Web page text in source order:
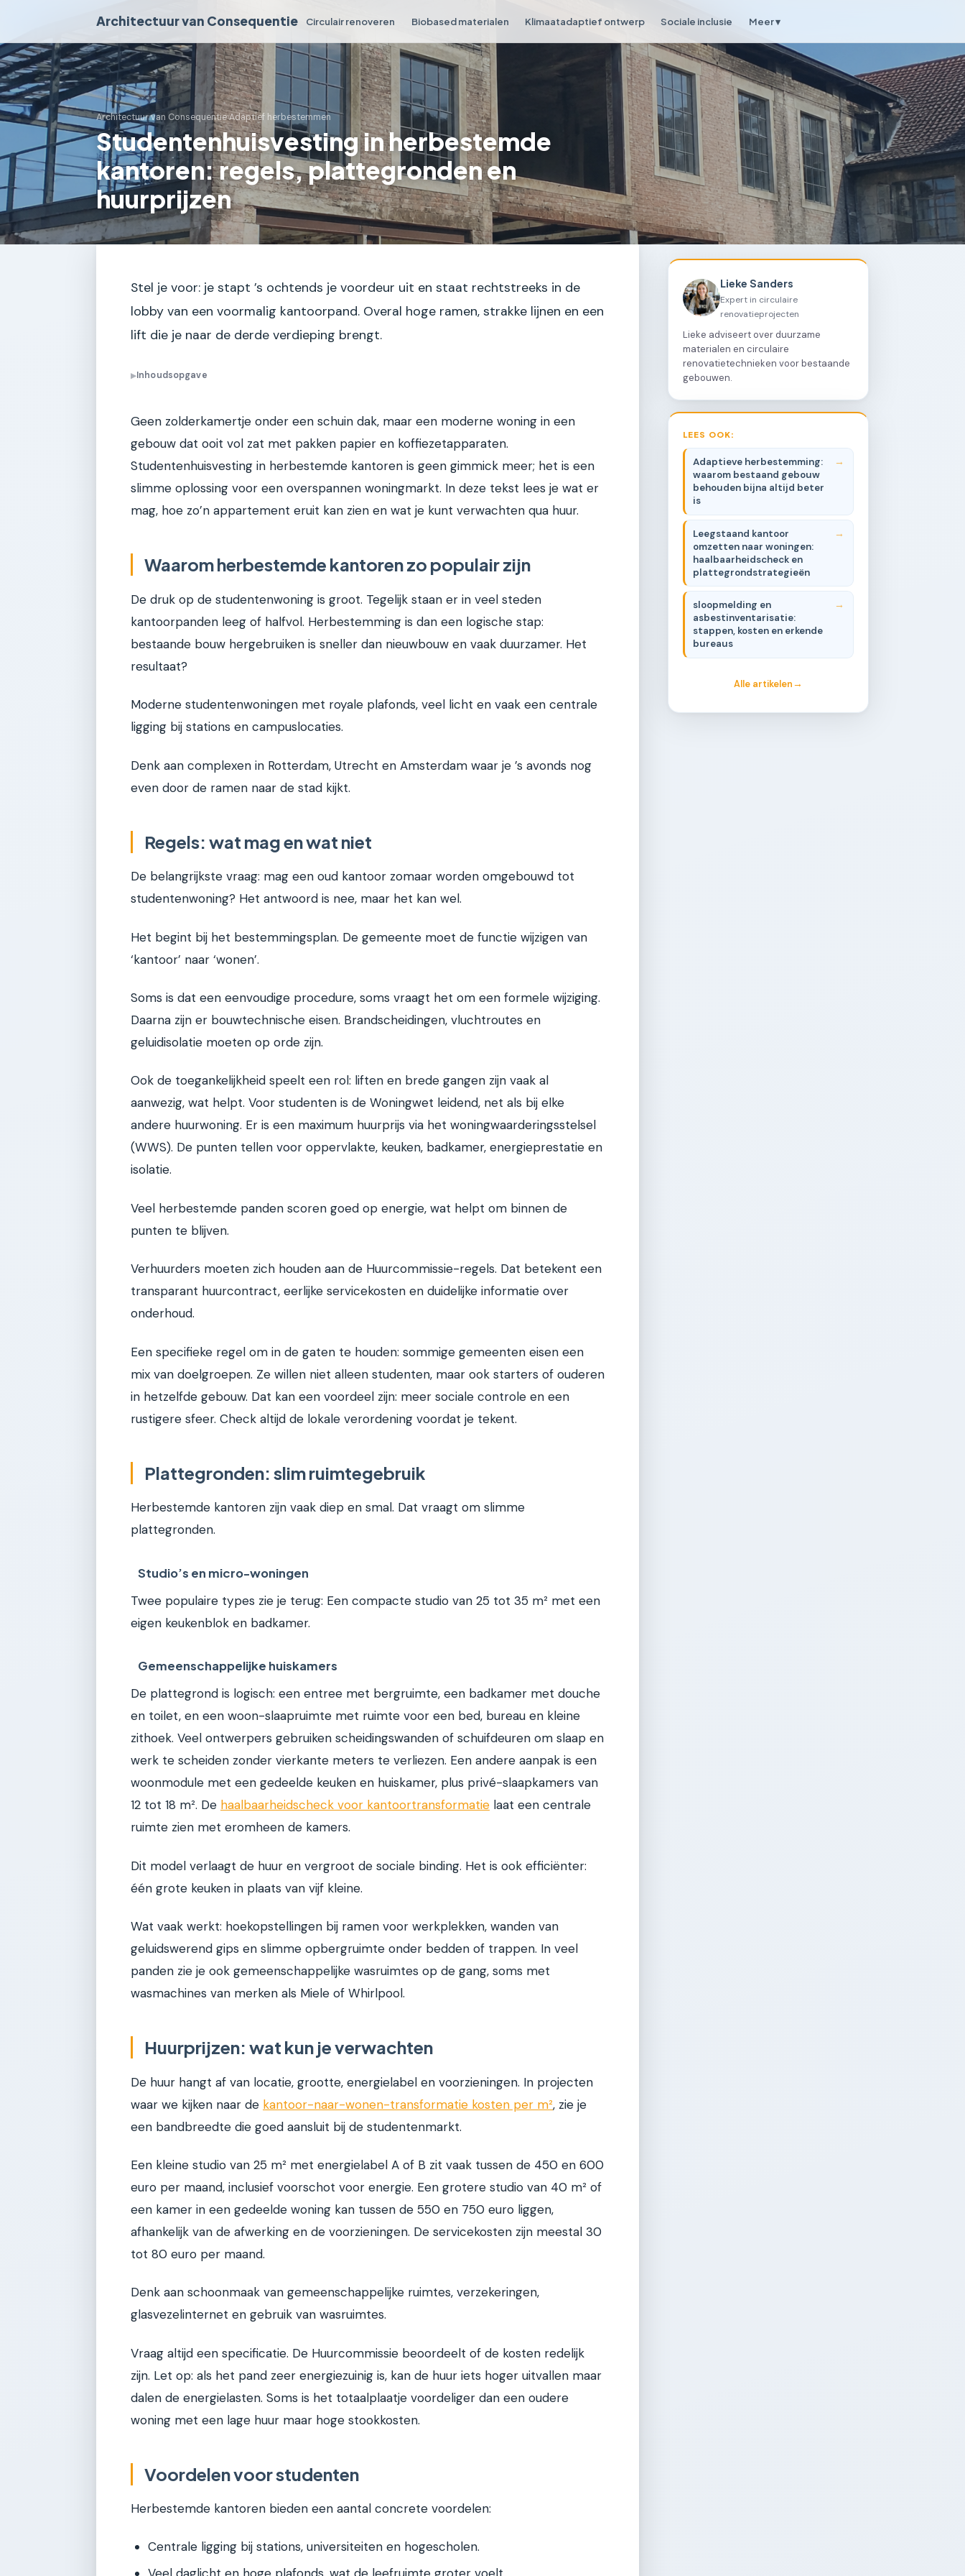
Architectuur van Consequentie Circulair renoveren Biobased materialen Klimaatadaptief ontwerp Sociale inclusie Meer ▾
Architectuur van Consequentie›Adaptief herbestemmen
Studentenhuisvesting in herbestemde
kantoren: regels, plattegronden en
huurprijzen
Stel je voor: je stapt ’s ochtends je voordeur uit en staat rechtstreeks in de
lobby van een voormalig kantoorpand. Overal hoge ramen, strakke lijnen en een
lift die je naar de derde verdieping brengt.
▶Inhoudsopgave
Geen zolderkamertje onder een schuin dak, maar een moderne woning in een
gebouw dat ooit vol zat met pakken papier en koffiezetapparaten.
Studentenhuisvesting in herbestemde kantoren is geen gimmick meer; het is een
slimme oplossing voor een overspannen woningmarkt. In deze tekst lees je wat er
mag, hoe zo’n appartement eruit kan zien en wat je kunt verwachten qua huur.
Waarom herbestemde kantoren zo populair zijn
De druk op de studentenwoning is groot. Tegelijk staan er in veel steden
kantoorpanden leeg of halfvol. Herbestemming is dan een logische stap:
bestaande bouw hergebruiken is sneller dan nieuwbouw en vaak duurzamer. Het
resultaat?
Moderne studentenwoningen met royale plafonds, veel licht en vaak een centrale
ligging bij stations en campuslocaties.
Denk aan complexen in Rotterdam, Utrecht en Amsterdam waar je ’s avonds nog
even door de ramen naar de stad kijkt.
Regels: wat mag en wat niet
De belangrijkste vraag: mag een oud kantoor zomaar worden omgebouwd tot
studentenwoning? Het antwoord is nee, maar het kan wel.
Het begint bij het bestemmingsplan. De gemeente moet de functie wijzigen van
‘kantoor’ naar ‘wonen’.
Soms is dat een eenvoudige procedure, soms vraagt het om een formele wijziging.
Daarna zijn er bouwtechnische eisen. Brandscheidingen, vluchtroutes en
geluidisolatie moeten op orde zijn.
Ook de toegankelijkheid speelt een rol: liften en brede gangen zijn vaak al
aanwezig, wat helpt. Voor studenten is de Woningwet leidend, net als bij elke
andere huurwoning. Er is een maximum huurprijs via het woningwaarderingsstelsel
(WWS). De punten tellen voor oppervlakte, keuken, badkamer, energieprestatie en
isolatie.
Veel herbestemde panden scoren goed op energie, wat helpt om binnen de
punten te blijven.
Verhuurders moeten zich houden aan de Huurcommissie-regels. Dat betekent een
transparant huurcontract, eerlijke servicekosten en duidelijke informatie over
onderhoud.
Een specifieke regel om in de gaten te houden: sommige gemeenten eisen een
mix van doelgroepen. Ze willen niet alleen studenten, maar ook starters of ouderen
in hetzelfde gebouw. Dat kan een voordeel zijn: meer sociale controle en een
rustigere sfeer. Check altijd de lokale verordening voordat je tekent.
Plattegronden: slim ruimtegebruik
Herbestemde kantoren zijn vaak diep en smal. Dat vraagt om slimme
plattegronden.
Studio’s en micro-woningen
Twee populaire types zie je terug: Een compacte studio van 25 tot 35 m² met een
eigen keukenblok en badkamer.
Gemeenschappelijke huiskamers
De plattegrond is logisch: een entree met bergruimte, een badkamer met douche
en toilet, en een woon-slaapruimte met ruimte voor een bed, bureau en kleine
zithoek. Veel ontwerpers gebruiken scheidingswanden of schuifdeuren om slaap en
werk te scheiden zonder vierkante meters te verliezen. Een andere aanpak is een
woonmodule met een gedeelde keuken en huiskamer, plus privé-slaapkamers van
12 tot 18 m². De haalbaarheidscheck voor kantoortransformatie laat een centrale
ruimte zien met eromheen de kamers.
Dit model verlaagt de huur en vergroot de sociale binding. Het is ook efficiënter:
één grote keuken in plaats van vijf kleine.
Wat vaak werkt: hoekopstellingen bij ramen voor werkplekken, wanden van
geluidswerend gips en slimme opbergruimte onder bedden of trappen. In veel
panden zie je ook gemeenschappelijke wasruimtes op de gang, soms met
wasmachines van merken als Miele of Whirlpool.
Huurprijzen: wat kun je verwachten
De huur hangt af van locatie, grootte, energielabel en voorzieningen. In projecten
waar we kijken naar de kantoor-naar-wonen-transformatie kosten per m², zie je
een bandbreedte die goed aansluit bij de studentenmarkt.
Een kleine studio van 25 m² met energielabel A of B zit vaak tussen de 450 en 600
euro per maand, inclusief voorschot voor energie. Een grotere studio van 40 m² of
een kamer in een gedeelde woning kan tussen de 550 en 750 euro liggen,
afhankelijk van de afwerking en de voorzieningen. De servicekosten zijn meestal 30
tot 80 euro per maand.
Denk aan schoonmaak van gemeenschappelijke ruimtes, verzekeringen,
glasvezelinternet en gebruik van wasruimtes.
Vraag altijd een specificatie. De Huurcommissie beoordeelt of de kosten redelijk
zijn. Let op: als het pand zeer energiezuinig is, kan de huur iets hoger uitvallen maar
dalen de energielasten. Soms is het totaalplaatje voordeliger dan een oudere
woning met een lage huur maar hoge stookkosten.
Voordelen voor studenten
Herbestemde kantoren bieden een aantal concrete voordelen:
Centrale ligging bij stations, universiteiten en hogescholen.
Lieke Sanders
Expert in circulaire
renovatieprojecten
Lieke adviseert over duurzame
materialen en circulaire
renovatietechnieken voor bestaande
gebouwen.
LEES OOK:
Adaptieve herbestemming:
waarom bestaand gebouw
behouden bijna altijd beter
is
Leegstaand kantoor
omzetten naar woningen:
haalbaarheidscheck en
plattegrondstrategieën
sloopmelding en
asbestinventarisatie:
stappen, kosten en erkende
bureaus
Alle artikelen